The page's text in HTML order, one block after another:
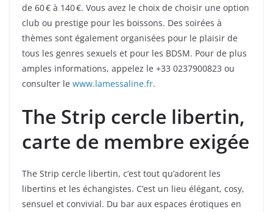
de 60 € à 140 €. Vous avez le choix de choisir une option
club ou prestige pour les boissons. Des soirées à
thèmes sont également organisées pour le plaisir de
tous les genres sexuels et pour les BDSM. Pour de plus
amples informations, appelez le +33 0237900823 ou
consulter le www.lamessaline.fr.
The Strip cercle libertin,
carte de membre exigée
The Strip cercle libertin, c’est tout qu’adorent les
libertins et les échangistes. C’est un lieu élégant, cosy,
sensuel et convivial. Du bar aux espaces érotiques en